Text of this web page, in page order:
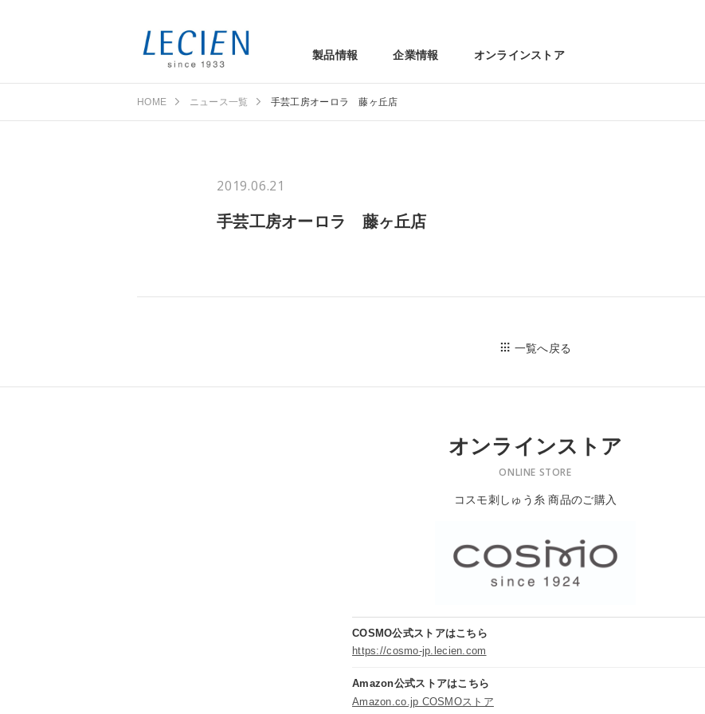
製品情報 企業情報 オンラインストア
HOME ニュース一覧 手芸工房オーロラ 藤ヶ丘店
2019.06.21
手芸工房オーロラ 藤ヶ丘店
一覧へ戻る
オンラインストア
ONLINE STORE
コスモ刺しゅう糸 商品のご購入
COSMO公式ストアはこちら
https://cosmo-jp.lecien.com
Amazon公式ストアはこちら
Amazon.co.jp COSMOストア